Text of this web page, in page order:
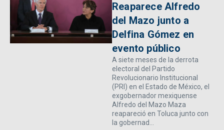
Reaparece Alfredo
del Mazo junto a
Delfina Gómez en
evento público
A siete meses de la derrota
electoral del Partido
Revolucionario Institucional
(PRI) en el Estado de México, el
exgobernador mexiquense
Alfredo del Mazo Maza
reapareció en Toluca junto con
la gobernad...